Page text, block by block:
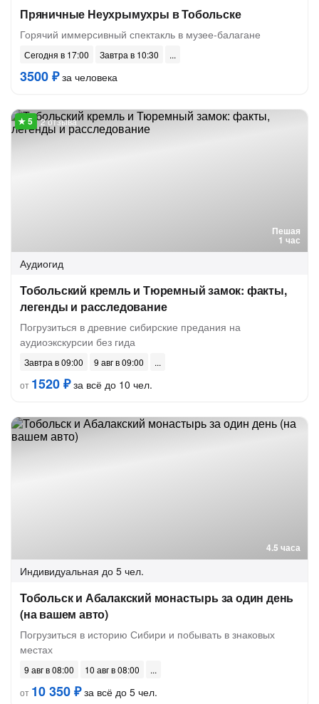
Пряничные Неухрымухры в Тобольске
Горячий иммерсивный спектакль в музее-балагане
Сегодня в 17:00 Завтра в 10:30
3500 ₽за человека
Пешая
1 час
2 отзыва
Аудиогид
Тобольский кремль и Тюремный замок: факты,
легенды и расследование
Погрузиться в древние сибирские предания на
аудиоэкскурсии без гида
Завтра в 09:00
9 авг в 09:00
от 1520 ₽за всё до 10 чел.
4.5 часа
Индивидуальная до 5 чел.
Тобольск и Абалакский монастырь за один день
(на вашем авто)
Погрузиться в историю Сибири и побывать в знаковых
местах
9 авг в 08:00
10 авг в 08:00
от 10 350 ₽за всё до 5 чел.